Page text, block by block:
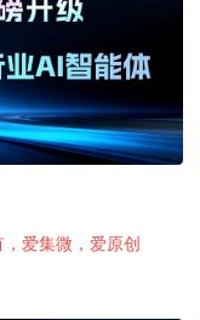
爱集微，爱原创